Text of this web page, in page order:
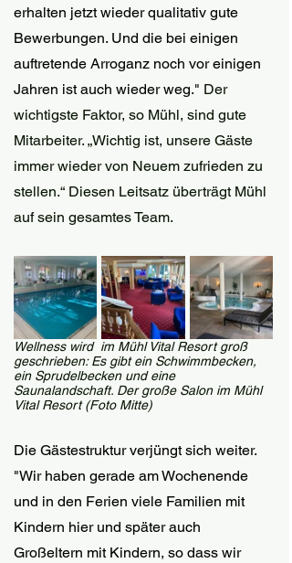
erhalten jetzt wieder qualitativ gute
Bewerbungen. Und die bei einigen
auftretende Arroganz noch vor einigen
Jahren ist auch wieder weg." Der
wichtigste Faktor, so Mühl, sind gute
Mitarbeiter. „Wichtig ist, unsere Gäste
immer wieder von Neuem zufrieden zu
stellen.“ Diesen Leitsatz überträgt Mühl
auf sein gesamtes Team.
Wellness wird  im Mühl Vital Resort groß
geschrieben: Es gibt ein Schwimmbecken,
ein Sprudelbecken und eine
Saunalandschaft. Der große Salon im Mühl
Vital Resort (Foto Mitte)
Die Gästestruktur verjüngt sich weiter.
"Wir haben gerade am Wochenende
und in den Ferien viele Familien mit
Kindern hier und später auch
Großeltern mit Kindern, so dass wir